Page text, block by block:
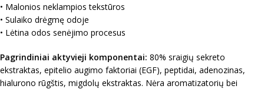
• Malonios neklampios tekstūros
• Sulaiko drėgmę odoje
• Lėtina odos senėjimo procesus
Pagrindiniai aktyvieji komponentai: 80% sraigių sekreto
ekstraktas, epitelio augimo faktoriai (EGF), peptidai, adenozinas,
hialurono rūgštis, migdolų ekstraktas. Nėra aromatizatorių bei